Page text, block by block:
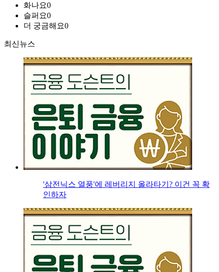
화나요0
슬퍼요0
더 궁금해요0
최신뉴스
'삼전닉스 열풍'에 레버리지 올라타기? 이건 꼭 확
인하자